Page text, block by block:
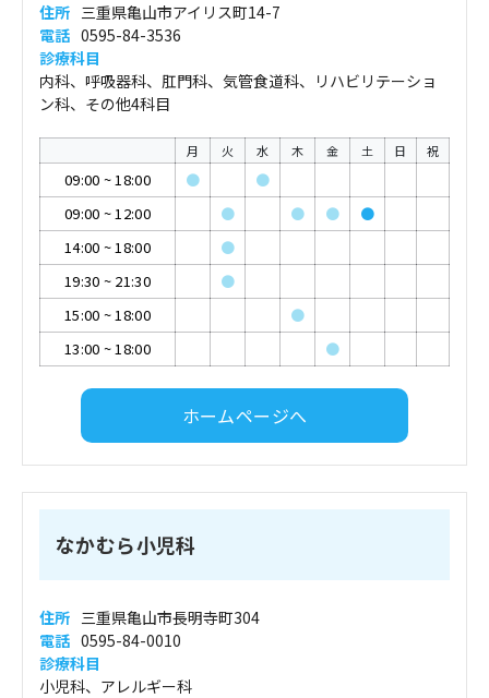
住所 三重県亀山市アイリス町14-7
電話 0595-84-3536
診療科目
内科、呼吸器科、肛門科、気管食道科、リハビリテーショ
ン科、その他4科目
月 火 水 木 金 土 日 祝
09:00 ~18:00 ●
●
09:00 ~12:00 ● ● ●
●
14:00 ~18:00
●
19:30 ~ 21:30
●
15:00 ~18:00
●
13:00 ~18:00 ●
ホームページへ
なかむら小児科
住所 三重県亀山市長明寺町304
電話 0595-84-0010
診療科目
小児科、アレルギー科